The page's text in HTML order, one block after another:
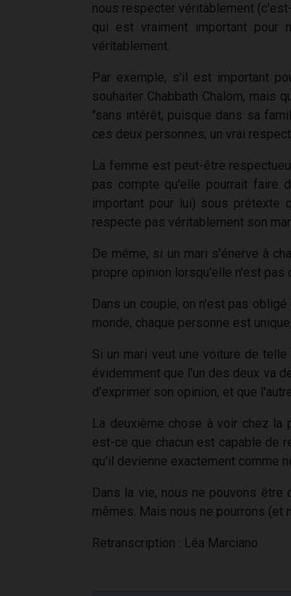
nous respecter véritablement
qui est vraiment important pour
véritablement.
Par exemple, s'il est important
souhaiter Chabbath Chalom, mais
"sans intérêt, puisque dans sa
ces deux personnes, un vrai
La femme est peut-être
pas compte qu'elle pourrait faire
important pour lui) sous prétexte
respecte pas véritablement son
De même, si un mari s'énerve à
propre opinion lorsqu'elle n'est pas
Dans un couple, on n'est pas
monde, chaque personne est
Si un mari veut une voiture de
évidemment que l'un des deux va
d'exprimer son opinion, et que
La deuxième chose à voir chez la
est-ce que chacun est capable de
qu'il devienne exactement comme
Dans la vie, nous ne pouvons
mêmes. Mais nous ne pourrons (et
Retranscription : Léa Marciano